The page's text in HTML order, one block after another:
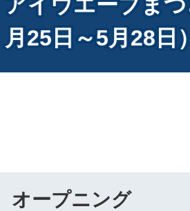
月25日～5月28日）
オープニング